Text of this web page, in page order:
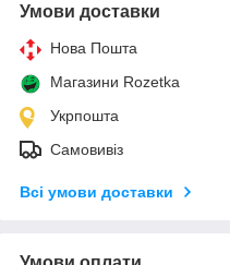
Умови доставки
Нова Пошта
Магазини Rozetka
Укрпошта
Самовивіз
Всі умови доставки